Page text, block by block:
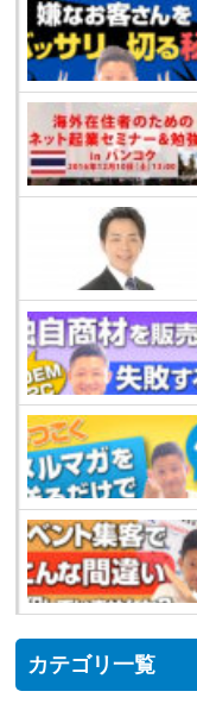
カテゴリ一覧